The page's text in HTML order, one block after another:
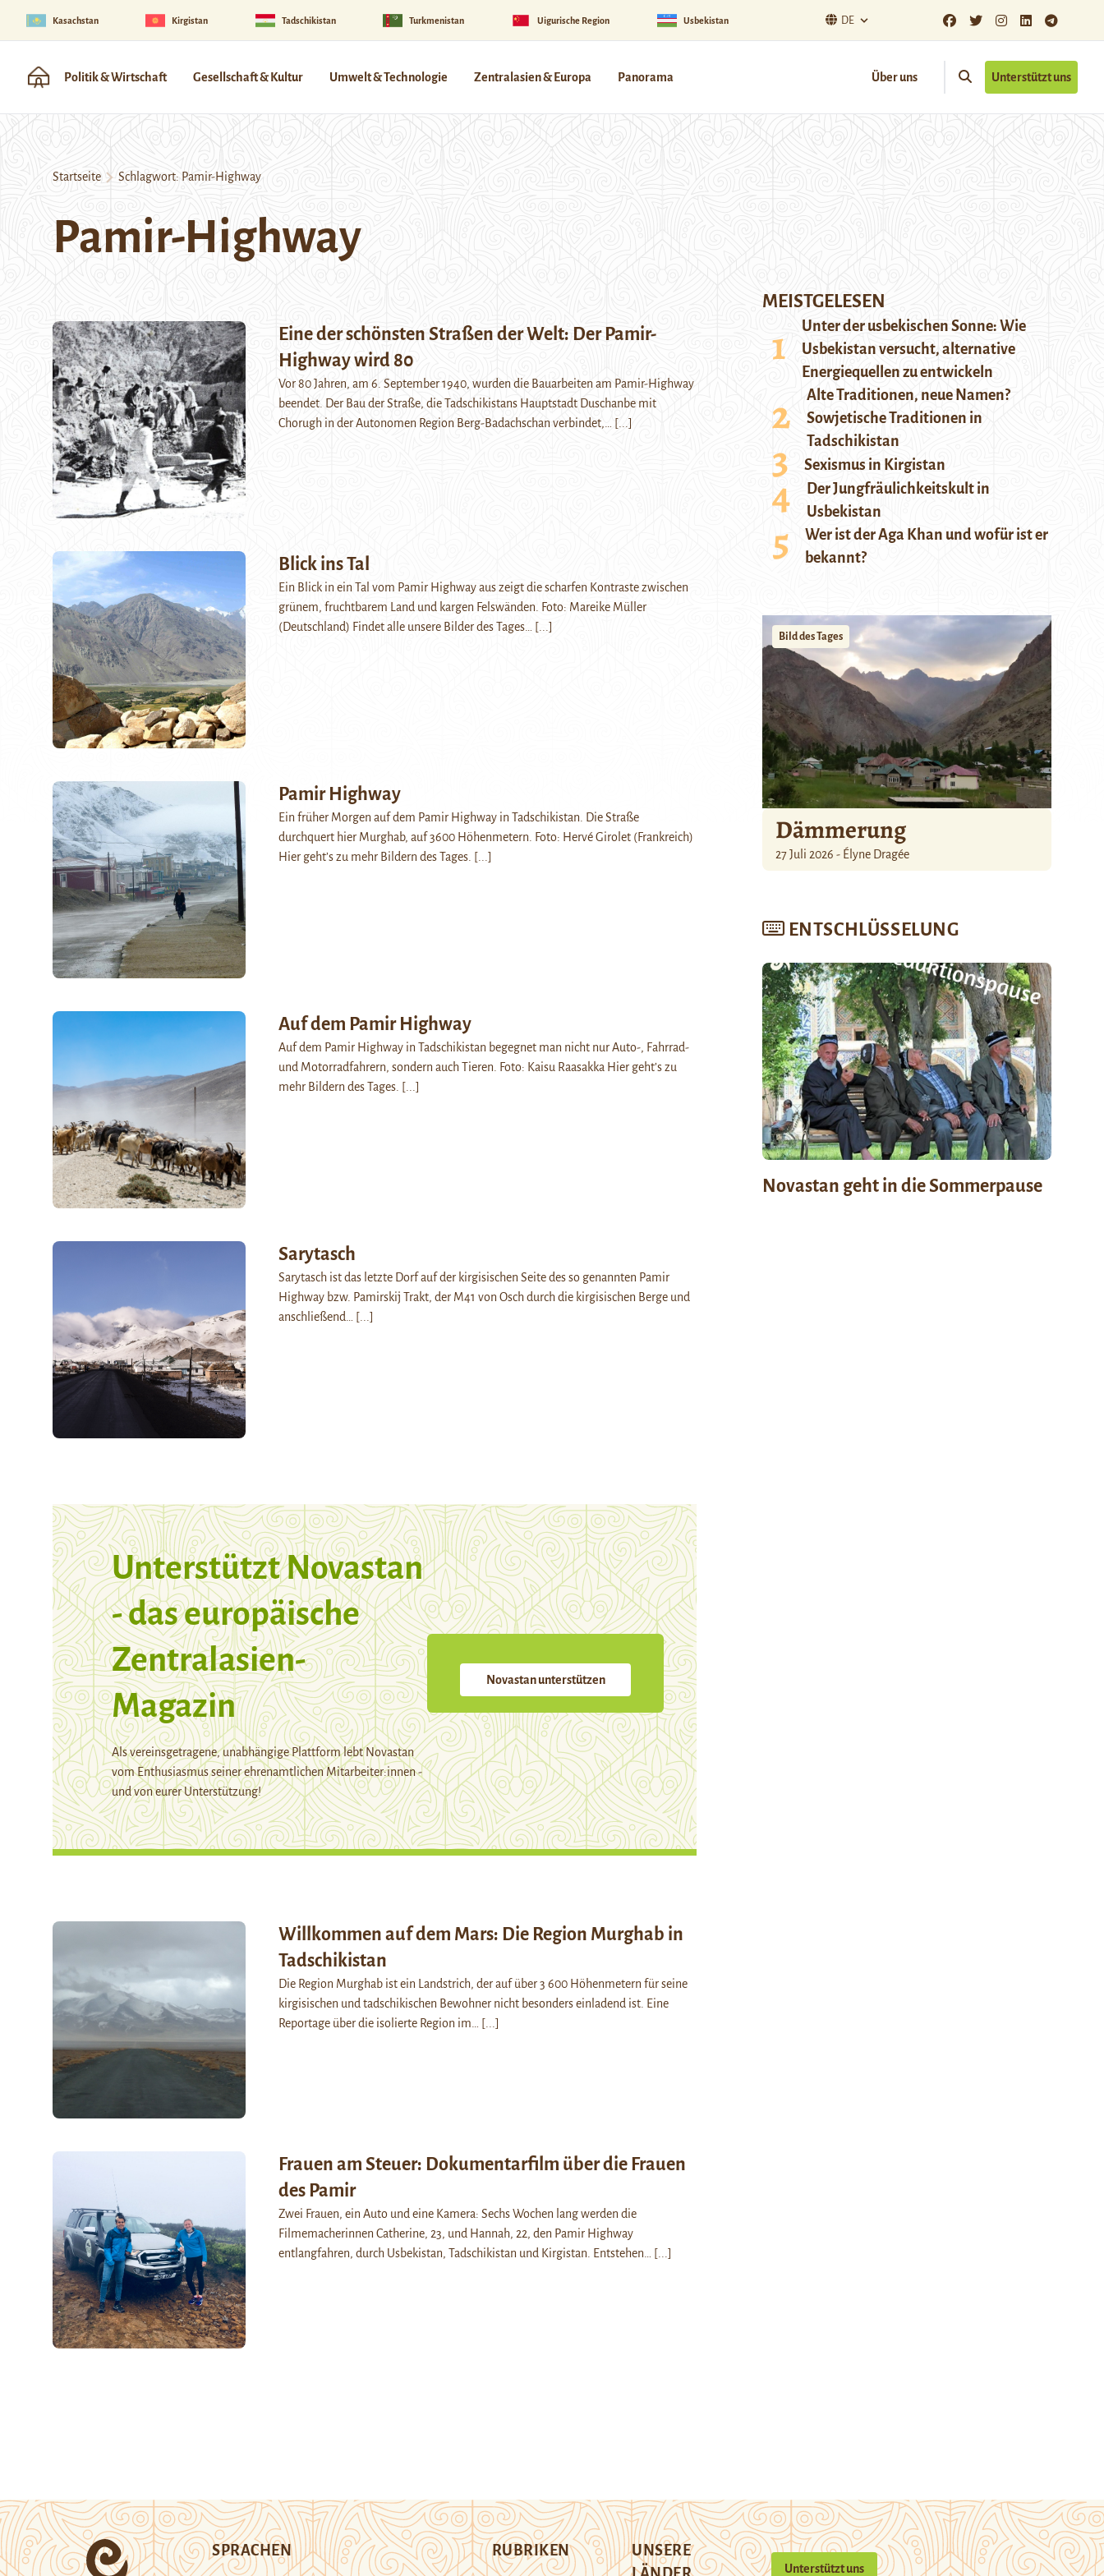
Kasachstan Kirgistan Tadschikistan Turkmenistan Uigurische Region Usbekistan DE
Politik & Wirtschaft Gesellschaft & Kultur Umwelt & Technologie Zentralasien & Europa Panorama Über uns Unterstützt uns
Startseite Schlagwort: Pamir-Highway
Pamir-Highway
Eine der schönsten Straßen der Welt: Der Pamir-
Highway wird 80
Vor 80 Jahren, am 6. September 1940, wurden die Bauarbeiten am Pamir-Highway
beendet. Der Bau der Straße, die Tadschikistans Hauptstadt Duschanbe mit
Chorugh in der Autonomen Region Berg-Badachschan verbindet,…
[...]
Blick ins Tal
Ein Blick in ein Tal vom Pamir Highway aus zeigt die scharfen Kontraste zwischen
grünem, fruchtbarem Land und kargen Felswänden. Foto: Mareike Müller
(Deutschland) Findet alle unsere Bilder des Tages…
[...]
Pamir Highway
Ein früher Morgen auf dem Pamir Highway in Tadschikistan. Die Straße
durchquert hier Murghab, auf 3600 Höhenmetern. Foto: Hervé Girolet (Frankreich)
Hier geht’s zu mehr Bildern des Tages. [...]
Auf dem Pamir Highway
Auf dem Pamir Highway in Tadschikistan begegnet man nicht nur Auto-, Fahrrad-
und Motorradfahrern, sondern auch Tieren. Foto: Kaisu Raasakka Hier geht’s zu
mehr Bildern des Tages. [...]
Sarytasch
Sarytasch ist das letzte Dorf auf der kirgisischen Seite des so genannten Pamir
Highway bzw. Pamirskij Trakt, der M41 von Osch durch die kirgisischen Berge und
anschließend…
[...]
Unterstützt Novastan
- das europäische
Zentralasien-
Magazin
Als vereinsgetragene, unabhängige Plattform lebt Novastan
vom Enthusiasmus seiner ehrenamtlichen Mitarbeiter:innen -
und von eurer Unterstützung!
Novastan unterstützen
Willkommen auf dem Mars: Die Region Murghab in
Tadschikistan
Die Region Murghab ist ein Landstrich, der auf über 3 600 Höhenmetern für seine
kirgisischen und tadschikischen Bewohner nicht besonders einladend ist. Eine
Reportage über die isolierte Region im…
[...]
Frauen am Steuer: Dokumentarfilm über die Frauen
des Pamir
Zwei Frauen, ein Auto und eine Kamera: Sechs Wochen lang werden die
Filmemacherinnen Catherine, 23, und Hannah, 22, den Pamir Highway
entlangfahren, durch Usbekistan, Tadschikistan und Kirgistan. Entstehen…
[...]
MEISTGELESEN
Unter der usbekischen Sonne: Wie
Usbekistan versucht, alternative
Energiequellen zu entwickeln
Alte Traditionen, neue Namen?
Sowjetische Traditionen in
Tadschikistan
Sexismus in Kirgistan
Der Jungfräulichkeitskult in
Usbekistan
Wer ist der Aga Khan und wofür ist er
bekannt?
Bild des Tages
Dämmerung
27 Juli 2026 - Élyne Dragée
ENTSCHLÜSSELUNG
Novastan geht in die Sommerpause
SPRACHEN RUBRIKEN
UNSERE
Unterstützt uns